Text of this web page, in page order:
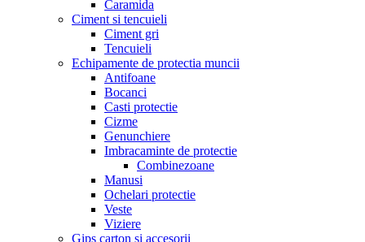
Caramida
Ciment si tencuieli
Ciment gri
Tencuieli
Echipamente de protectia muncii
Antifoane
Bocanci
Casti protectie
Cizme
Genunchiere
Imbracaminte de protectie
Combinezoane
Manusi
Ochelari protectie
Veste
Viziere
Gips carton si accesorii